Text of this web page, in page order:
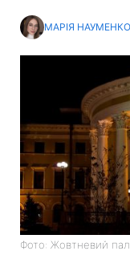
МАРІЯ НАУМЕНКО
Фото: Жовтневий